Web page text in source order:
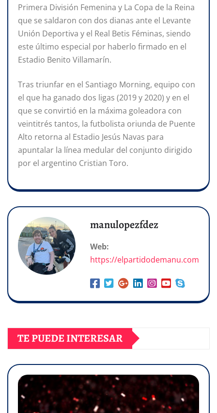
Primera División Femenina y La Copa de la Reina
que se saldaron con dos dianas ante el Levante
Unión Deportiva y el Real Betis Féminas, siendo
este último especial por haberlo firmado en el
Estadio Benito Villamarín.
Tras triunfar en el Santiago Morning, equipo con
el que ha ganado dos ligas (2019 y 2020) y en el
que se convirtió en la máxima goleadora con
veintitrés tantos, la futbolista oriunda de Puente
Alto retorna al Estadio Jesús Navas para
apuntalar la línea medular del conjunto dirigido
por el argentino Cristian Toro.
manulopezfdez
Web:
https://elpartidodemanu.com
TE PUEDE INTERESAR